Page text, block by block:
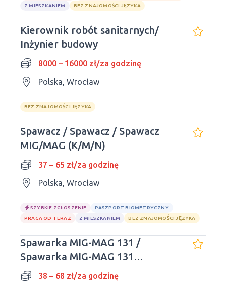
Z MIESZKANIEM
BEZ ZNAJOMOŚCI JĘZYKA
Kierownik robót sanitarnych/
Inżynier budowy
8000 – 16000 zł/za godzinę
Polska, Wrocław
BEZ ZNAJOMOŚCI JĘZYKA
Spawacz / Spawacz / Spawacz
MIG/MAG (K/M/N)
37 – 65 zł/za godzinę
Polska, Wrocław
SZYBKIE ZGŁOSZENIE
PASZPORT BIOMETRYCZNY
PRACA OD TERAZ
Z MIESZKANIEM BEZ ZNAJOMOŚCI JĘZYKA
Spawarka MIG-MAG 131 /
Spawarka MIG-MAG 131
(aluminium)
38 – 68 zł/za godzinę